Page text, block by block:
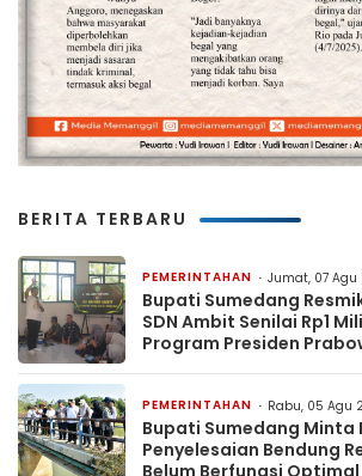
BERITA TERBARU
PEMERINTAHAN Jumat, 07 Agu
Bupati Sumedang
SDN Ambit Senilai Rp1
Program Presiden
PEMERINTAHAN Rabu, 05 Agu
Bupati Sumedang Minta
Penyelesaian Bendung
Belum Berfungsi Optimal